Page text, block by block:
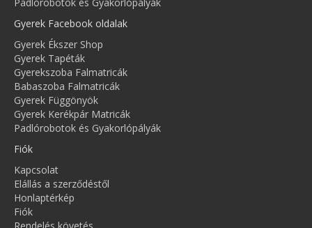
Gyerek Facebook oldalak
Gyerek Ékszer Shop
Gyerek Tapéták
Gyerekszoba Falmatricák
Babaszoba Falmatricák
Gyerek Függönyök
Gyerek Kerékpár Matricák
Padlórobotok és Gyakorlópályák
Fiók
Kapcsolat
Elállás a szerződéstől
Honlaptérkép
Fiók